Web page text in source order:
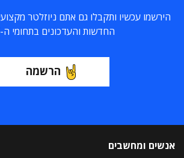
הירשמו עכשיו ותקבלו גם אתם ניוזלטר
החדשות והעדכונים בתחומי ה-ICT
הרשמה
אנשים ומחשבים